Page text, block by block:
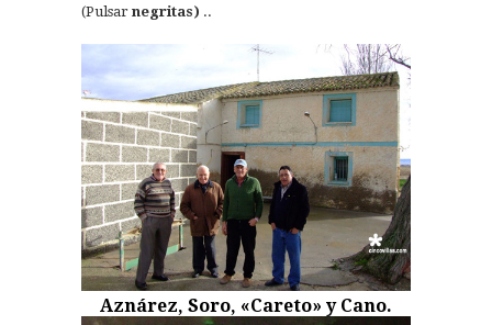
(Pulsar negritas) ..
Aznárez, Soro, «Careto» y Cano.